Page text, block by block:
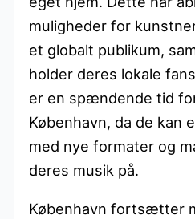
muligheder for
et globalt publikum,
holder deres lokale
er en spændende tid
København, da de kan
med nye formater og
deres musik på.
København fortsætter